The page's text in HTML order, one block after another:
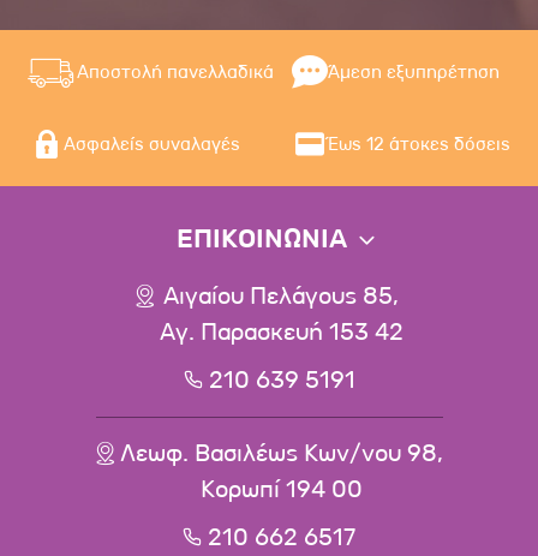
Αποστολή πανελλαδικά Άμεση εξυπηρέτηση
Ασφαλείς συναλαγές Έως 12 άτοκες δόσεις
ΕΠΙΚΟΙΝΩΝΙΑ
Αιγαίου Πελάγους 85,
Αγ. Παρασκευή 153 42
210 639 5191
Λεωφ. Βασιλέως Κων/νου 98,
Κορωπί 194 00
210 662 6517